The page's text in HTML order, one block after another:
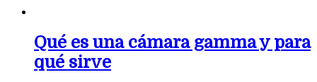
Qué es una cámara gamma y para
qué sirve